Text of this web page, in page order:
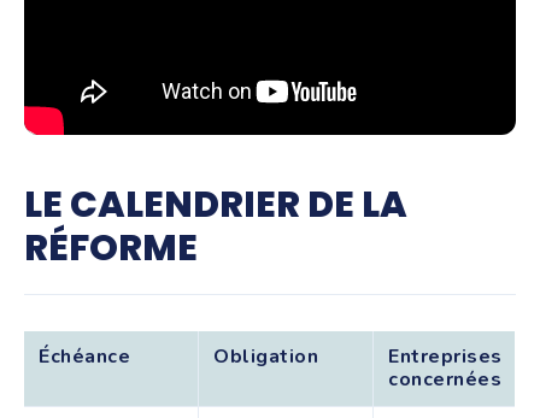
LE CALENDRIER DE LA
RÉFORME
Échéance Obligation
Entreprises
concernées